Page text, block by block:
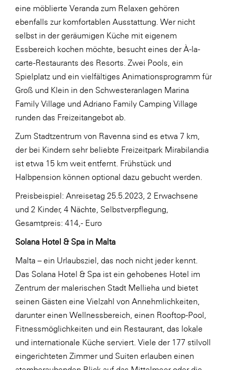
eine möblierte Veranda zum Relaxen gehören
ebenfalls zur komfortablen Ausstattung. Wer nicht
selbst in der geräumigen Küche mit eigenem
Essbereich kochen möchte, besucht eines der À-la-
carte-Restaurants des Resorts. Zwei Pools, ein
Spielplatz und ein vielfältiges Animationsprogramm für
Groß und Klein in den Schwesteranlagen Marina
Family Village und Adriano Family Camping Village
runden das Freizeitangebot ab.
Zum Stadtzentrum von Ravenna sind es etwa 7 km,
der bei Kindern sehr beliebte Freizeitpark Mirabilandia
ist etwa 15 km weit entfernt. Frühstück und
Halbpension können optional dazu gebucht werden.
Preisbeispiel: Anreisetag 25.5.2023, 2 Erwachsene
und 2 Kinder, 4 Nächte, Selbstverpflegung,
Gesamtpreis: 414,- Euro
Solana Hotel & Spa in Malta
Malta – ein Urlaubsziel, das noch nicht jeder kennt.
Das Solana Hotel & Spa ist ein gehobenes Hotel im
Zentrum der malerischen Stadt Mellieha und bietet
seinen Gästen eine Vielzahl von Annehmlichkeiten,
darunter einen Wellnessbereich, einen Rooftop-Pool,
Fitnessmöglichkeiten und ein Restaurant, das lokale
und internationale Küche serviert. Viele der 177 stilvoll
eingerichteten Zimmer und Suiten erlauben einen